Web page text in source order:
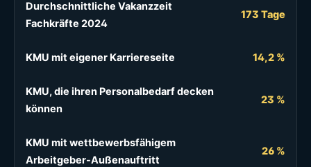
Durchschnittliche Vakanzzeit
Fachkräfte 2024
173 Tage
KMU mit eigener Karriereseite 14,2 %
KMU, die ihren Personalbedarf decken
können
23 %
KMU mit wettbewerbsfähigem
Arbeitgeber-Außenauftritt
26 %